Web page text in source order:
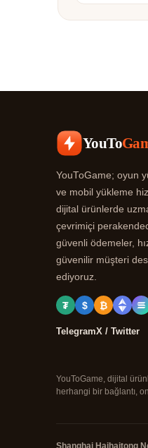
YouTo
YouToGame; oyun
ve mobil yükleme
dijital ürünlerde
çevrimiçi
güvenli ödemeler,
güvenilir müşteri
ediyoruz.
₮ $ ₿
TelegramX / Twitter
YouToGame, dijital
herhangi bir bağlantı,
Shanghai Haihaitong